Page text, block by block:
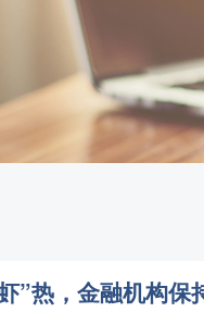
”热，金融机构保